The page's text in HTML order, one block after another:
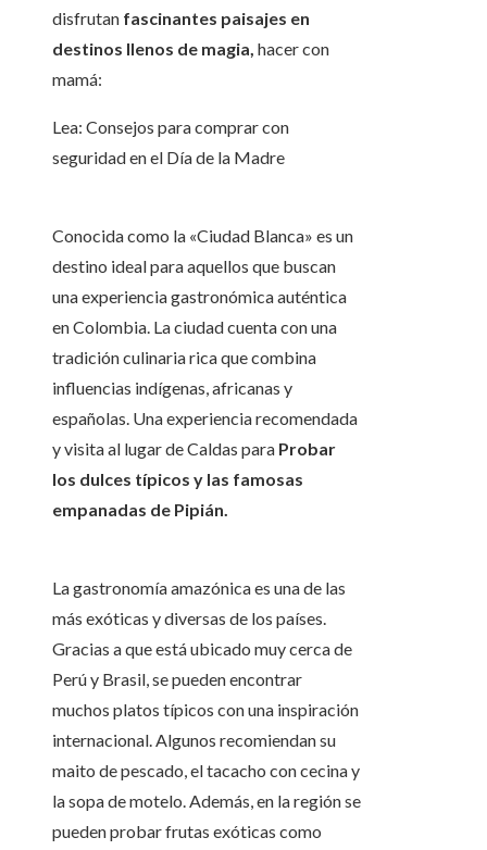
disfrutan fascinantes paisajes en
destinos llenos de magia, hacer con
mamá:
Lea: Consejos para comprar con
seguridad en el Día de la Madre
Conocida como la «Ciudad Blanca» es un
destino ideal para aquellos que buscan
una experiencia gastronómica auténtica
en Colombia. La ciudad cuenta con una
tradición culinaria rica que combina
influencias indígenas, africanas y
españolas. Una experiencia recomendada
y visita al lugar de Caldas para Probar
los dulces típicos y las famosas
empanadas de Pipián.
La gastronomía amazónica es una de las
más exóticas y diversas de los países.
Gracias a que está ubicado muy cerca de
Perú y Brasil, se pueden encontrar
muchos platos típicos con una inspiración
internacional. Algunos recomiendan su
maito de pescado, el tacacho con cecina y
la sopa de motelo. Además, en la región se
pueden probar frutas exóticas como